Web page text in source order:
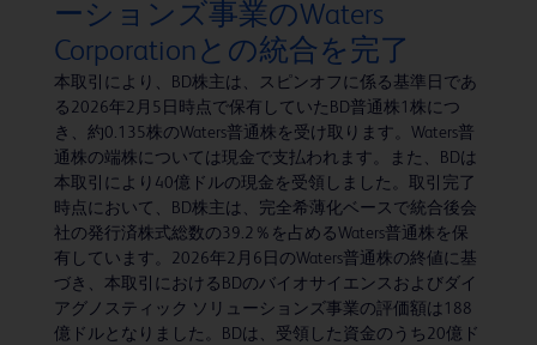
ーションズ事業のWaters
Corporationとの統合を完了
本取引により、BD株主は、スピンオフに係る基準日であ
る2026年2月5日時点で保有していたBD普通株1株につ
き、約0.135株のWaters普通株を受け取ります。Waters普
通株の端株については現金で支払われます。また、BDは
本取引により40億ドルの現金を受領しました。取引完了
時点において、BD株主は、完全希薄化ベースで統合後会
社の発行済株式総数の39.2％を占めるWaters普通株を保
有しています。2026年2月6日のWaters普通株の終値に基
づき、本取引におけるBDのバイオサイエンスおよびダイ
アグノスティック ソリューションズ事業の評価額は188
億ドルとなりました。BDは、受領した資金のうち20億ド